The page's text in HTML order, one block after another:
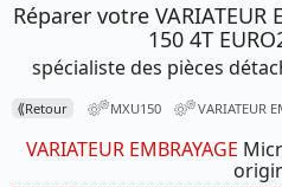
Réparer votre VARIATEUR
150 4T
spécialiste des pièces
⟪Retour MXU150 VARIATEUR
VARIATEUR EMBRAYAGE